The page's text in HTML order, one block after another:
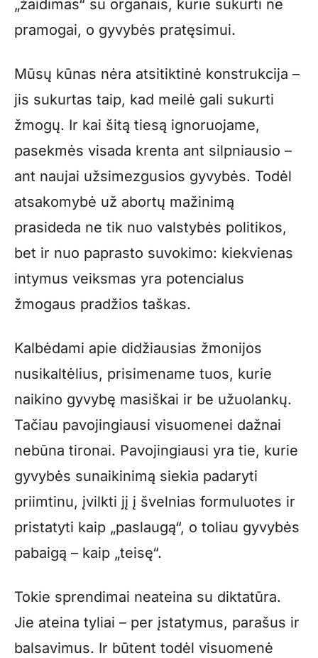
„žaidimas“ su organais, kurie sukurti ne
pramogai, o gyvybės pratęsimui.
Mūsų kūnas nėra atsitiktinė konstrukcija –
jis sukurtas taip, kad meilė gali sukurti
žmogų. Ir kai šitą tiesą ignoruojame,
pasekmės visada krenta ant silpniausio –
ant naujai užsimezgusios gyvybės. Todėl
atsakomybė už abortų mažinimą
prasideda ne tik nuo valstybės politikos,
bet ir nuo paprasto suvokimo: kiekvienas
intymus veiksmas yra potencialus
žmogaus pradžios taškas.
Kalbėdami apie didžiausias žmonijos
nusikaltėlius, prisimename tuos, kurie
naikino gyvybę masiškai ir be užuolankų.
Tačiau pavojingiausi visuomenei dažnai
nebūna tironai. Pavojingiausi yra tie, kurie
gyvybės sunaikinimą siekia padaryti
priimtinu, įvilkti jį į švelnias formuluotes ir
pristatyti kaip „paslaugą“, o toliau gyvybės
pabaigą – kaip „teisę“.
Tokie sprendimai neateina su diktatūra.
Jie ateina tyliai – per įstatymus, parašus ir
balsavimus. Ir būtent todėl visuomenė